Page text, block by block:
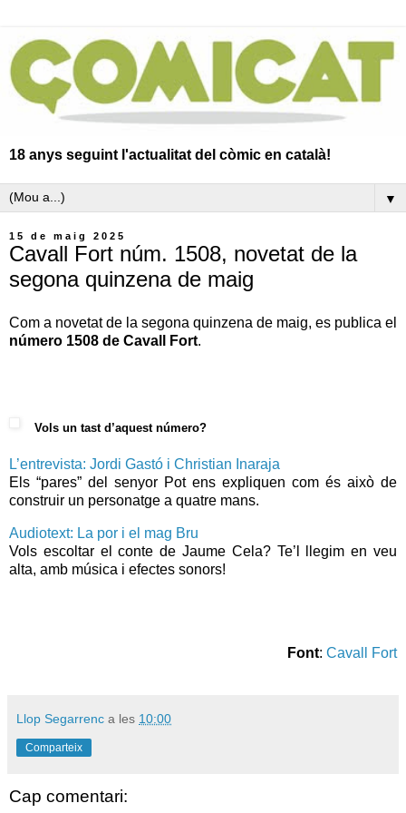
18 anys seguint l'actualitat del còmic en català!
▼
15 de maig 2025
Cavall Fort núm. 1508, novetat de la
segona quinzena de maig
Com a novetat de la segona quinzena de maig, es publica el
número 1508 de Cavall Fort.
Vols un tast d’aquest número?
L’entrevista: Jordi Gastó i Christian Inaraja
Els “pares” del senyor Pot ens expliquen com és això de
construir un personatge a quatre mans.
Audiotext: La por i el mag Bru
Vols escoltar el conte de Jaume Cela? Te’l llegim en veu
alta, amb música i efectes sonors!
Font: Cavall Fort
Llop Segarrenc a les 10:00
Comparteix
Cap comentari: